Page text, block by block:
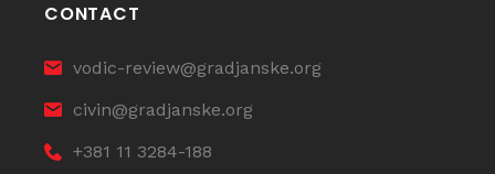
CONTACT
vodic-review@gradjanske.org
civin@gradjanske.org
+381 11 3284-188